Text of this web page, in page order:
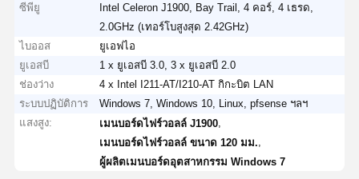
ซีพียู
Intel Celeron J1900, Bay Trail, 4 คอร์, 4 เธรด,
2.0GHz (เทอร์โบสูงสุด 2.42GHz)
ไบออส
ยูเอฟไอ
ยูเอสบี
1 x ยูเอสบี 3.0, 3 x ยูเอสบี 2.0
ช่องว่าง
4 x Intel I211-AT/I210-AT กิกะบิต LAN
ระบบปฏิบัติการ
Windows 7, Windows 10, Linux, pfsense ฯลฯ
แสงสูง:
เมนบอร์ดไฟร์วอลล์ J1900
เมนบอร์ดไฟร์วอลล์ ขนาด 120 มม.
ผู้ผลิตเมนบอร์ดอุตสาหกรรม Windows 7